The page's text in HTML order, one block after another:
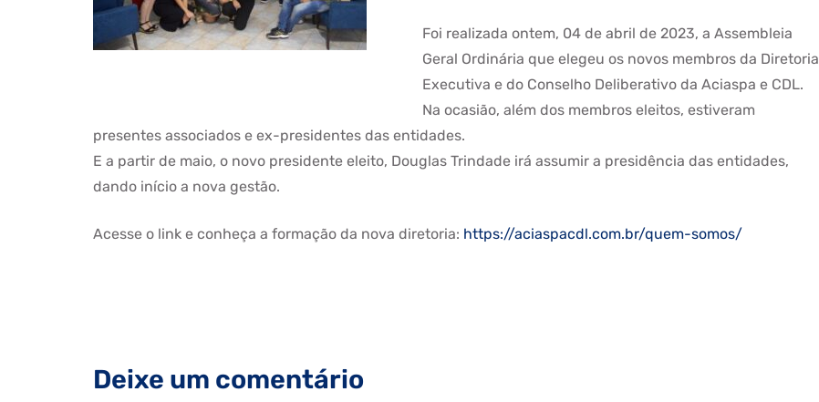
Foi realizada ontem, 04 de abril de 2023, a Assembleia
Geral Ordinária que elegeu os novos membros da Diretoria
Executiva e do Conselho Deliberativo da Aciaspa e CDL.
Na ocasião, além dos membros eleitos, estiveram
presentes associados e ex-presidentes das entidades.
E a partir de maio, o novo presidente eleito, Douglas Trindade irá assumir a presidência das entidades,
dando início a nova gestão.
Acesse o link e conheça a formação da nova diretoria: https://aciaspacdl.com.br/quem-somos/
Deixe um comentário